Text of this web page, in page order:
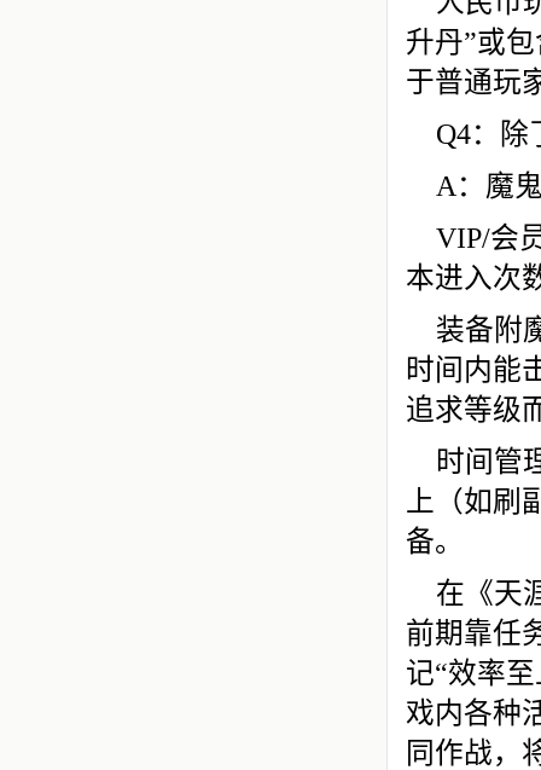
升丹”或
于普通玩
Q4：除
A：魔
VIP/会
本进入次
装备附
时间内能
追求等级
时间管
上（如
备。
在《天
前期靠任
记“效率
戏内各种
同作战，